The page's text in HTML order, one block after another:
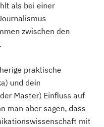
als bei einer
zwischen den
praktische
und dein
Master) Einfluss auf
man aber sagen, dass
mit